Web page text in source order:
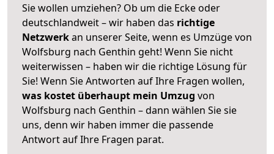
Sie wollen umziehen? Ob um die Ecke oder
deutschlandweit – wir haben das richtige
Netzwerkan unserer Seite, wenn es Umzüge von
Wolfsburg nach Genthin geht! Wenn Sie nicht
weiterwissen – haben wir die richtige Lösung für
Sie! Wenn Sie Antworten auf Ihre Fragen wollen,
was kostet überhaupt mein Umzug von
Wolfsburg nach Genthin – dann wählen Sie sie
uns, denn wir haben immer die passende
Antwort auf Ihre Fragen parat.